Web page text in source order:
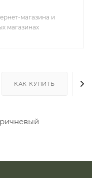
магазина и
магазинах
КАК КУПИТЬ